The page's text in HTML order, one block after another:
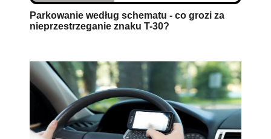
Parkowanie według schematu - co grozi za
nieprzestrzeganie znaku T-30?